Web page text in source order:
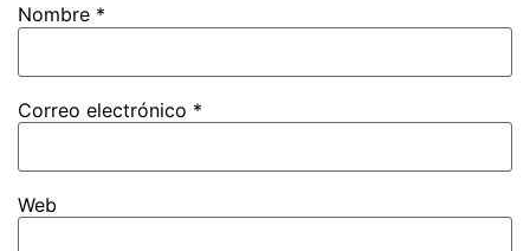
Nombre *
Correo electrónico *
Web